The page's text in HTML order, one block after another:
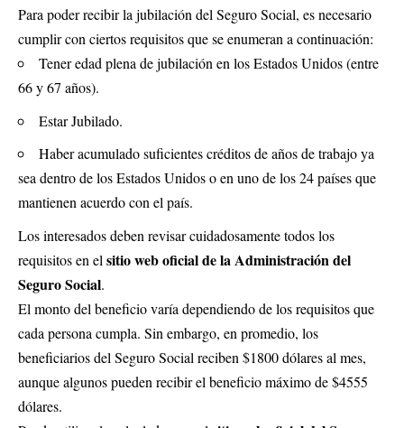
Para poder recibir la jubilación del Seguro Social, es necesario
cumplir con ciertos requisitos que se enumeran a continuación:
Tener edad plena de jubilación en los Estados Unidos (entre
66 y 67 años).
Estar Jubilado.
Haber acumulado suficientes créditos de años de trabajo ya
sea dentro de los Estados Unidos o en uno de los 24 países que
mantienen acuerdo con el país.
Los interesados deben revisar cuidadosamente todos los
requisitos en el sitio web oficial de la Administración del
Seguro Social.
El monto del beneficio varía dependiendo de los requisitos que
cada persona cumpla. Sin embargo, en promedio, los
beneficiarios del Seguro Social reciben $1800 dólares al mes,
aunque algunos pueden recibir el beneficio máximo de $4555
dólares.